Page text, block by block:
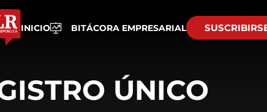
INICIO BITÁCORA EMPRESARIAL
ÚNICO